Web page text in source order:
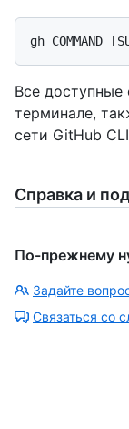
Все
терминале,
сети GitHub
Справка и
По-прежнему
Задайте
Связаться со